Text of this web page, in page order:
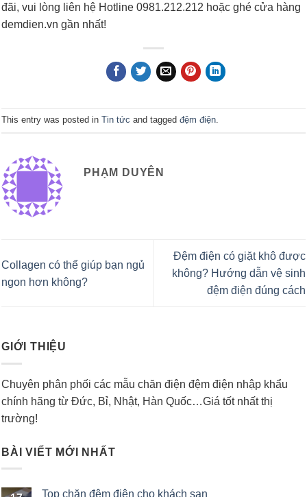
đãi, vui lòng liên hệ Hotline 0981.212.212 hoặc ghé cửa hàng
demdien.vn gần nhất!
This entry was posted in Tin tức and tagged đệm điện.
PHẠM DUYÊN
Collagen có thể giúp bạn ngủ
ngon hơn không?
Đệm điện có giặt khô được
không? Hướng dẫn vệ sinh
đệm điện đúng cách
GIỚI THIỆU
Chuyên phân phối các mẫu chăn điện đệm điện nhập khẩu
chính hãng từ Đức, Bỉ, Nhật, Hàn Quốc…Giá tốt nhất thị
trường!
BÀI VIẾT MỚI NHẤT
Top chăn đệm điện cho khách sạn